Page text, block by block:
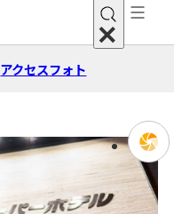
アクセスフォト